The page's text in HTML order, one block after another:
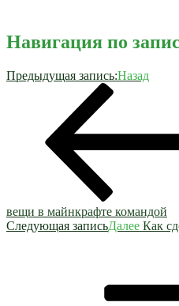
Навигация по
Предыдущая запись:Назад
вещи в майнкрафте командой
Следующая записьДалее Как